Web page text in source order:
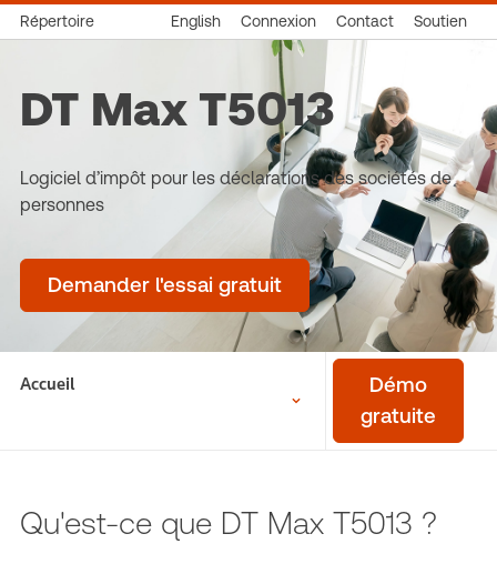
Répertoire English Connexion Contact Soutien
DT Max T5013
Logiciel d’impôt pour les déclarations des sociétés de
personnes
Demander l'essai gratuit
Accueil
Démo
gratuite
Qu'est-ce que DT Max T5013 ?